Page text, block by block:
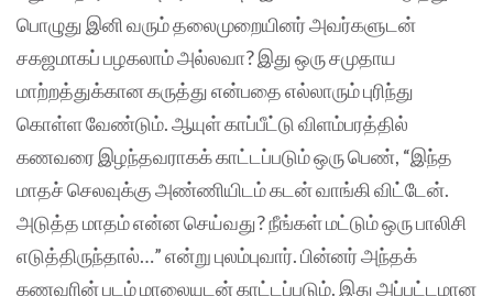
பொழுது இனி வரும் தலைமுறையினர் அவர்களுடன்‌
சகஜமாகப் பழகலாம் அல்லவா? இது ஒரு சமுதாய
மாற்றத்துக்கான கருத்து என்பதை எல்லாரும் புரிந்து
கொள்ள வேண்டும். ஆயுள் காப்பீட்டு விளம்பரத்தில்
கணவரை இழந்தவராகக் காட்டப்படும் ஒரு பெண், “இந்த
மாதச் செலவுக்கு அண்ணியிடம் கடன் வாங்கி விட்டேன்.
அடுத்த மாதம் என்ன செய்வது? நீங்கள் மட்டும் ஒரு பாலிசி
எடுத்திருந்தால்…” என்று புலம்புவார். பின்னர் அந்தக்
கணவரின் படம் மாலையுடன் காட்டப்படும். இது அப்பட்டமான